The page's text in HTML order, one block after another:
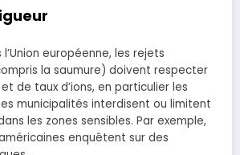
européenne, les rejets
la saumure) doivent respecter
de taux d’ions, en particulier les
municipalités interdisent ou limitent
les zones sensibles. Par exemple,
enquêtent sur des